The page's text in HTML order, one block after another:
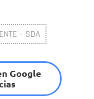
- SDA
Google